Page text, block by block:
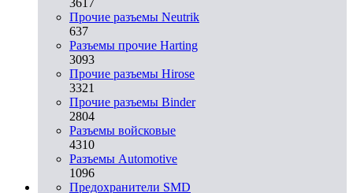
Прочие разъемы Neutrik
637
Разъемы прочие Harting
3093
Прочие разъемы Hirose
3321
Прочие разъемы Binder
2804
Разъемы войсковые
4310
Разъeмы Automotive
1096
Предохранители SMD